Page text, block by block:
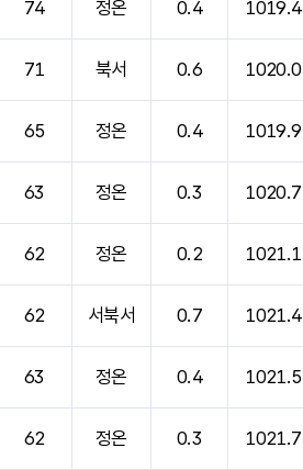
74 정온 0.4 1019.4
71 북서 0.6 1020.0
65 정온 0.4 1019.9
63 정온 0.3 1020.7
62 정온 0.2 1021.1
62 서북서 0.7 1021.4
63 정온 0.4 1021.5
62 정온 0.3 1021.7